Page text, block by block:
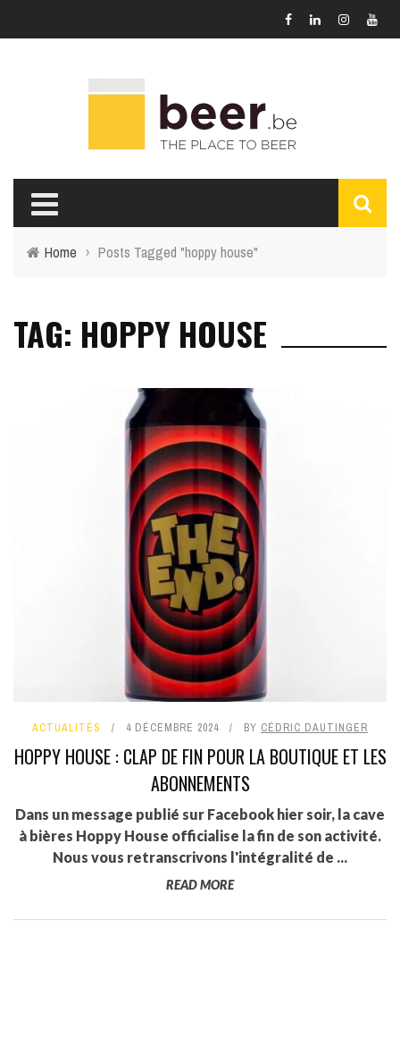
Home › Posts Tagged "hoppy house"
TAG: HOPPY HOUSE
ACTUALITÉS 4 DÉCEMBRE 2024 BY CÉDRIC DAUTINGER
HOPPY HOUSE : CLAP DE FIN POUR LA BOUTIQUE ET LES
ABONNEMENTS
Dans un message publié sur Facebook hier soir, la cave
à bières Hoppy House officialise la fin de son activité.
Nous vous retranscrivons l'intégralité de ...
READ MORE